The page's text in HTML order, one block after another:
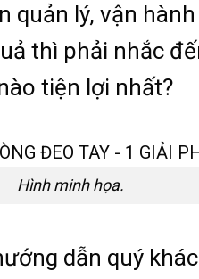
quản lý, vận
thì phải nhắc
tiện lợi nhất?
Hình minh họa.
dẫn quý